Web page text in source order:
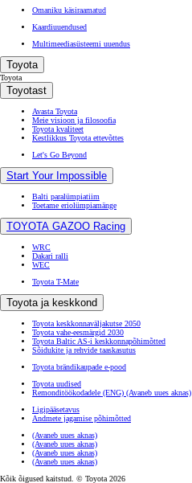
Omaniku käsiraamatud
Kaardiuuendused
Multimeediasüsteemi uuendus
Toyota
Toyota
Toyotast
Avasta Toyota
Meie visioon ja filosoofia
Toyota kvaliteet
Kestlikkus Toyota ettevõttes
Let's Go Beyond
Start Your Impossible
Balti paralümpiatiim
Toetame eriolümpiamänge
TOYOTA GAZOO Racing
WRC
Dakari ralli
WEC
Toyota T-Mate
Toyota ja keskkond
Toyota keskkonnaväljakutse 2050
Toyota vahe-eesmärgid 2030
Toyota Baltic AS-i keskkonnapõhimõtted
Sõidukite ja rehvide taaskasutus
Toyota brändikaupade e-pood
Toyota uudised
Remonditöökodadele (ENG) (Avaneb uues aknas)
Ligipääsetavus
Andmete jagamise põhimõtted
(Avaneb uues aknas)
(Avaneb uues aknas)
(Avaneb uues aknas)
(Avaneb uues aknas)
Kõik õigused kaitstud. © Toyota 2026